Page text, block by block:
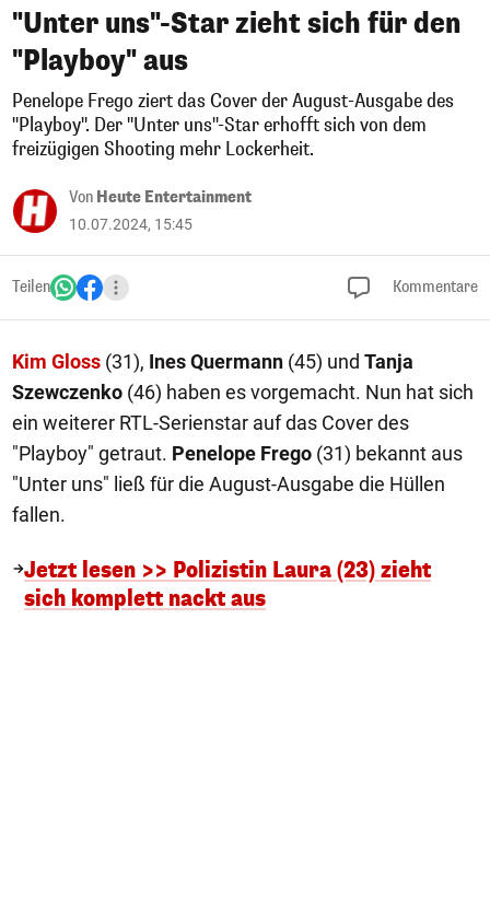
"Unter uns"-Star zieht sich für den
"Playboy" aus
Penelope Frego ziert das Cover der August-Ausgabe des
"Playboy". Der "Unter uns"-Star erhofft sich von dem
freizügigen Shooting mehr Lockerheit.
Von Heute Entertainment
10.07.2024, 15:45
Teilen Kommentare
Kim Gloss (31), Ines Quermann (45) und Tanja
Szewczenko (46) haben es vorgemacht. Nun hat sich
ein weiterer RTL-Serienstar auf das Cover des
"Playboy" getraut. Penelope Frego (31) bekannt aus
"Unter uns" ließ für die August-Ausgabe die Hüllen
fallen.
Jetzt lesen >> Polizistin Laura (23) zieht
sich komplett nackt aus